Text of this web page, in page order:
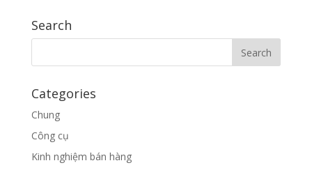
Search
Categories
Chung
Công cụ
Kinh nghiệm bán hàng